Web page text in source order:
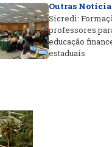
Outras
Sicredi:
professores
educação
estaduais